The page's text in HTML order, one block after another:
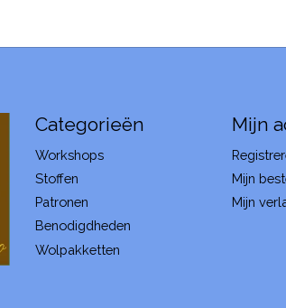
Categorieën
Workshops
Stoffen
Patronen
Benodigdheden
Wolpakketten
Mijn
Mijn
Mijn